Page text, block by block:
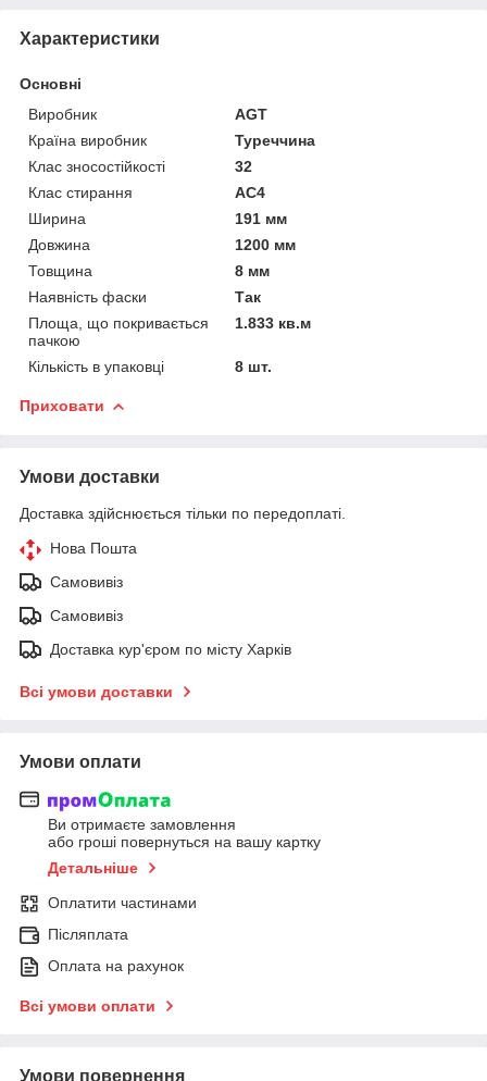
Характеристики
Основні
Виробник
AGT
Країна виробник
Туреччина
Клас зносостійкості
32
Клас стирання
АС4
Ширина
191 мм
Довжина
1200 мм
Товщина
8 мм
Наявність фаски
Так
Площа, що покривається
пачкою
1.833 кв.м
Кількість в упаковці 8 шт.
Приховати
Умови доставки
Доставка здійснюється тільки по передоплаті.
Нова Пошта
Самовивіз
Самовивіз
Доставка кур'єром по місту Харків
Всі умови доставки
Умови оплати
Ви отримаєте замовлення
або гроші повернуться на вашу картку
Детальніше
Оплатити частинами
Післяплата
Оплата на рахунок
Всі умови оплати
Умови повернення